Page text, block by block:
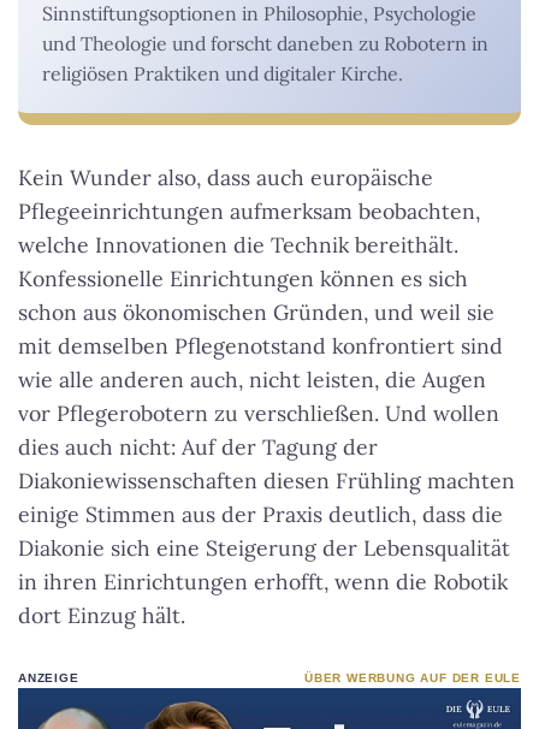
Sinnstiftungsoptionen in Philosophie, Psychologie
und Theologie und forscht daneben zu Robotern in
religiösen Praktiken und digitaler Kirche.
Kein Wunder also, dass auch europäische
Pflegeeinrichtungen aufmerksam beobachten,
welche Innovationen die Technik bereithält.
Konfessionelle Einrichtungen können es sich
schon aus ökonomischen Gründen, und weil sie
mit demselben Pflegenotstand konfrontiert sind
wie alle anderen auch, nicht leisten, die Augen
vor Pflegerobotern zu verschließen. Und wollen
dies auch nicht: Auf der Tagung der
Diakoniewissenschaften diesen Frühling machten
einige Stimmen aus der Praxis deutlich, dass die
Diakonie sich eine Steigerung der Lebensqualität
in ihren Einrichtungen erhofft, wenn die Robotik
dort Einzug hält.
ANZEIGE ÜBER WERBUNG AUF DER EULE